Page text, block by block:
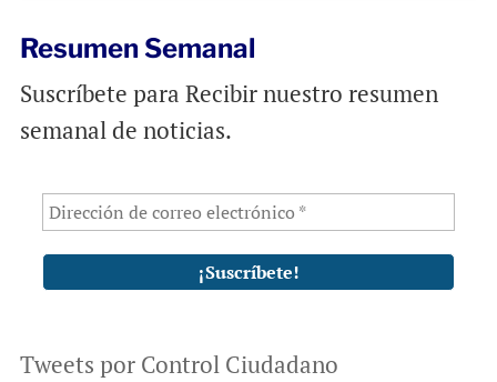
Resumen Semanal
Suscríbete para Recibir nuestro resumen
semanal de noticias.
Tweets por Control Ciudadano